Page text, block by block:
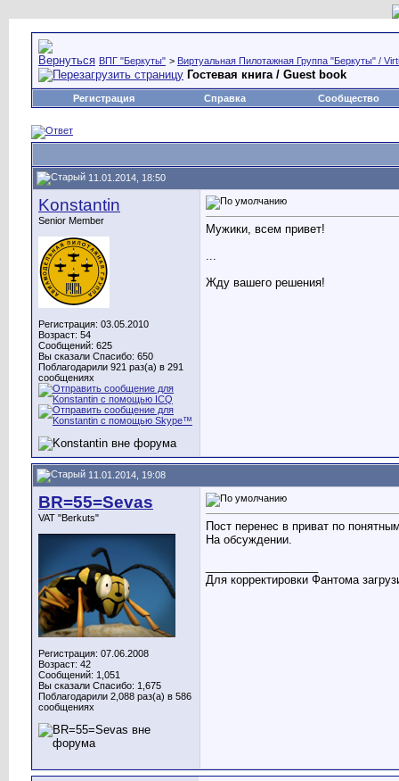
ВПГ "Беркуты" > Виртуальная Пилотажная Группа "Беркуты" /
Гостевая книга / Guest book
Регистрация Справка Сообщество
11.01.2014, 18:50
Konstantin
Senior Member
Регистрация: 03.05.2010
Возраст: 54
Сообщений: 625
Вы сказали Спасибо: 650
Поблагодарили 921 раз(а) в 291
сообщениях
Мужики, всем привет!
...
Жду вашего решения!
11.01.2014, 19:08
BR=55=Sevas
VAT "Berkuts"
Регистрация: 07.06.2008
Возраст: 42
Сообщений: 1,051
Вы сказали Спасибо: 1,675
Поблагодарили 2,088 раз(а) в 586
сообщениях
Пост перенес в приват по
На обсуждении.
Для корректировки Фантома